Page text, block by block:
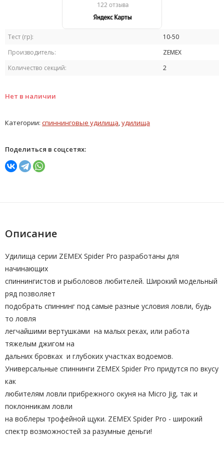
Тест (гр):
10-50
Производитель:
ZEMEX
Количество секций:
2
Нет в наличии
Категории: спиннинговые удилища,удилища
Поделиться в соцсетях:
Описание
Удилища серии ZEMEX Spider Pro разработаны для
начинающих
спиннингистов и рыболовов любителей. Широкий модельный
ряд позволяет
подобрать спиннинг под самые разные условия ловли, будь
то ловля
легчайшими вертушками на малых реках, или работа
тяжелым джигом на
дальних бровках и глубоких участках водоемов.
Универсальные спиннинги ZEMEX Spider Pro придутся по вкусу
как
любителям ловли прибрежного окуня на Micro Jig, так и
поклонникам ловли
на воблеры трофейной щуки. ZEMEX Spider Pro - широкий
спектр возможностей за разумные деньги!